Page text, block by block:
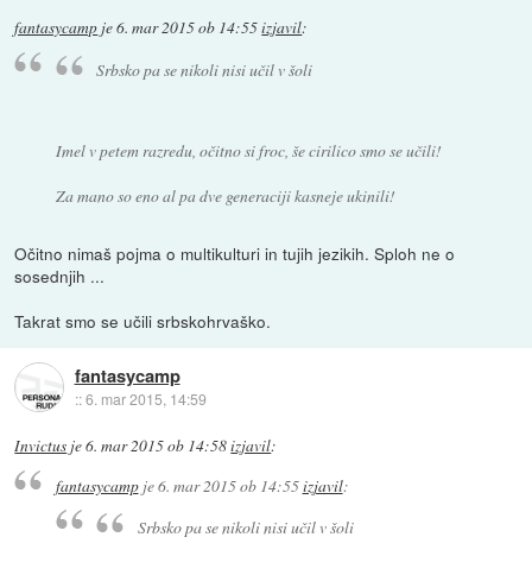
fantasycamp je6. mar 2015 ob 14:55izjavil:
Srbsko pa se nikoli nisi učil v šoli
Imel v petem razredu, očitno si froc, še cirilico smo se učili!
Za mano so eno al pa dve generaciji kasneje ukinili!
Očitno nimaš pojma o multikulturi in tujih jezikih. Sploh ne o
sosednjih ...
Takrat smo se učili srbskohrvaško.
fantasycamp
::6. mar 2015, 14:59
Invictus je6. mar 2015 ob 14:58izjavil:
fantasycampje6. mar 2015 ob 14:55izjavil:
Srbsko pa se nikoli nisi učil v šoli